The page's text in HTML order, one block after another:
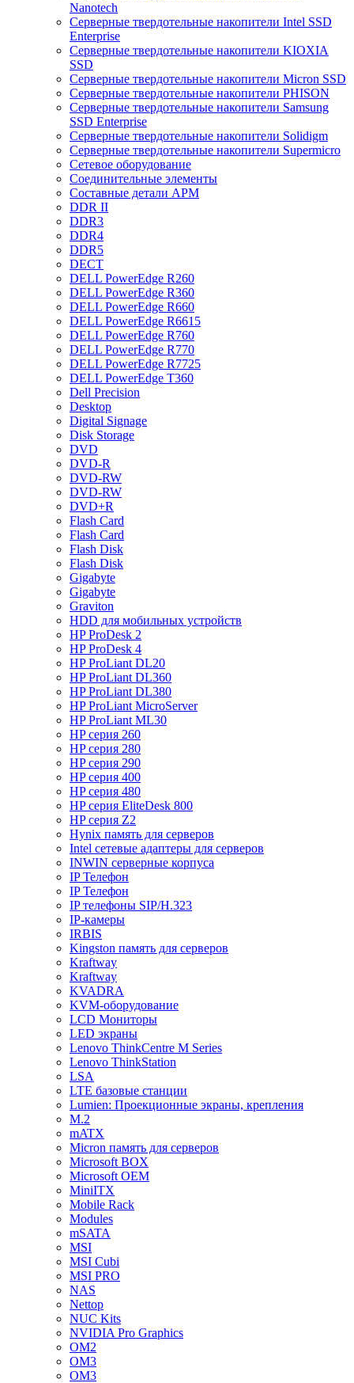
Nanotech
Cерверные твердотельные накопители Intel SSD
Enterprise
Cерверные твердотельные накопители KIOXIA
SSD
Cерверные твердотельные накопители Micron SSD
Cерверные твердотельные накопители PHISON
Cерверные твердотельные накопители Samsung
SSD Enterprise
Cерверные твердотельные накопители Solidigm
Cерверные твердотельные накопители Supermicro
Cетевое оборудование
Cоединительные элементы
Cоставные детали АРМ
DDR II
DDR3
DDR4
DDR5
DECT
DELL PowerEdge R260
DELL PowerEdge R360
DELL PowerEdge R660
DELL PowerEdge R6615
DELL PowerEdge R760
DELL PowerEdge R770
DELL PowerEdge R7725
DELL PowerEdge T360
Dell Precision
Desktop
Digital Signage
Disk Storage
DVD
DVD-R
DVD-RW
DVD-RW
DVD+R
Flash Card
Flash Card
Flash Disk
Flash Disk
Gigabyte
Gigabyte
Graviton
HDD для мобильных устройств
HP ProDesk 2
HP ProDesk 4
HP ProLiant DL20
HP ProLiant DL360
HP ProLiant DL380
HP ProLiant MicroServer
HP ProLiant ML30
HP серия 260
HP серия 280
HP серия 290
HP серия 400
HP серия 480
HP серия EliteDesk 800
HP серия Z2
Hynix память для серверов
Intel сетевые адаптеры для серверов
INWIN серверные корпуса
IP Телефон
IP Телефон
IP телефоны SIP/H.323
IP-камеры
IRBIS
Kingston память для серверов
Kraftway
Kraftway
KVADRA
KVM-оборудование
LCD Мониторы
LED экраны
Lenovo ThinkCentre M Series
Lenovo ThinkStation
LSA
LTE базовые станции
Lumien: Проекционные экраны, крепления
M.2
mATX
Micron память для серверов
Microsoft BOX
Microsoft OEM
MiniITX
Mobile Rack
Modules
mSATA
MSI
MSI Cubi
MSI PRO
NAS
Nettop
NUC Kits
NVIDIA Pro Graphics
OM2
OM3
OM3